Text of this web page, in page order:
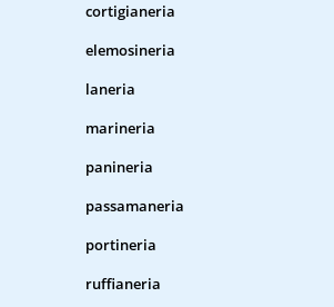
cortigianeria
elemosineria
laneria
marineria
panineria
passamaneria
portineria
ruffianeria